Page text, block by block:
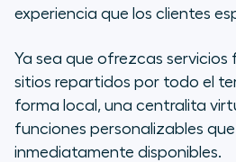
experiencia que los clientes
Ya sea que ofrezcas servicios
sitios repartidos por todo el
forma local, una centralita
funciones personalizables
inmediatamente disponibles.